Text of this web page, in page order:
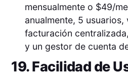
mensualmente o $49/
anualmente, 5 usuarios,
facturación
y un gestor de cuenta
19. Facilidad de